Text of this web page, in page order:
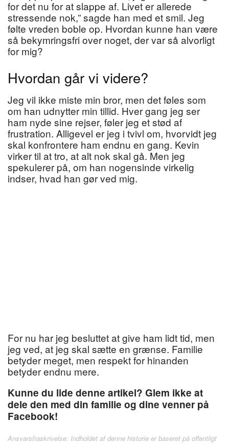
for det nu for at slappe af. Livet er allerede
stressende nok,” sagde han med et smil. Jeg
følte vreden boble op. Hvordan kunne han være
så bekymringsfri over noget, der var så alvorligt
for mig?
Hvordan går vi videre?
Jeg vil ikke miste min bror, men det føles som
om han udnytter min tillid. Hver gang jeg ser
ham nyde sine rejser, føler jeg et stød af
frustration. Alligevel er jeg i tvivl om, hvorvidt jeg
skal konfrontere ham endnu en gang. Kevin
virker til at tro, at alt nok skal gå. Men jeg
spekulerer på, om han nogensinde virkelig
indser, hvad han gør ved mig.
For nu har jeg besluttet at give ham lidt tid, men
jeg ved, at jeg skal sætte en grænse. Familie
betyder meget, men respekt for hinanden
betyder endnu mere.
Kunne du lide denne artikel? Glem ikke at
dele den med din familie og dine venner på
Facebook!
Ansvarsfraskrivelse: Indholdet af denne historie er baseret på offentligt